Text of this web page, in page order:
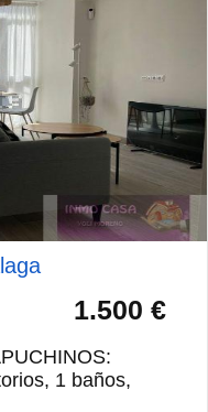
1.500 €
1 baños,